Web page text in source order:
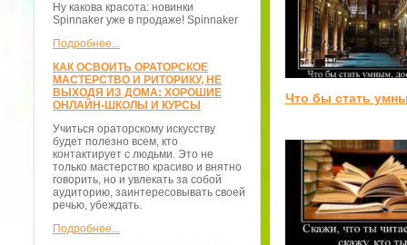
Ну какова красота: новинки
Spinnaker уже в продаже! Spinnaker
Подробнее...
КАК ОСВОИТЬ ОРАТОРСКОЕ
МАСТЕРСТВО И РИТОРИКУ, НЕ
ВЫХОДЯ ИЗ ДОМА: ХОРОШИЕ
ОНЛАЙН-ШКОЛЫ И КУРСЫ
Учиться ораторскому искусству
будет полезно всем, кто
контактирует с людьми. Это не
только мастерство красиво и внятно
говорить, но и увлекать за собой
аудиторию, заинтересовывать своей
речью, убеждать.
Подробнее...
Что бы стать